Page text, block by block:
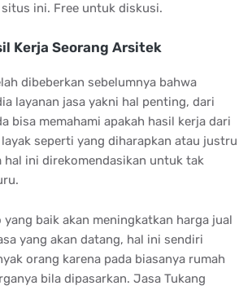
ini. Free untuk diskusi.
Kerja Seorang Arsitek
dibeberkan sebelumnya bahwa
layanan jasa yakni hal penting, dari
bisa memahami apakah hasil kerja dari
seperti yang diharapkan atau justru
hal ini direkomendasikan untuk tak
baik akan meningkatkan harga jual
yang akan datang, hal ini sendiri
orang karena pada biasanya rumah
bila dipasarkan. Jasa Tukang